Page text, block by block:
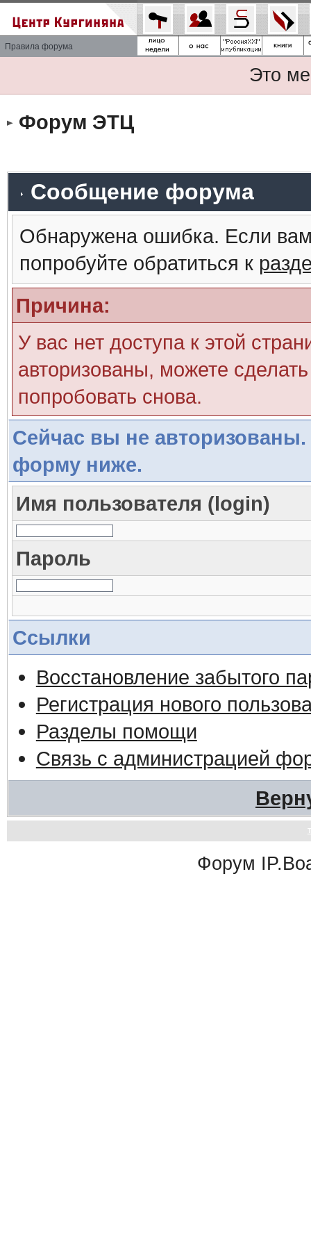
Правила форума
Это
Форум ЭТЦ
Сообщение форума
Обнаружена ошибка. Если
попробуйте обратиться к
Причина:
У вас нет доступа к этой
авторизованы, можете
попробовать снова.
Сейчас вы не авторизованы.
форму ниже.
Имя пользователя (login)
Пароль
Ссылки
Восстановление забытого
Регистрация нового
Разделы помощи
Связь с администрацией
Форум